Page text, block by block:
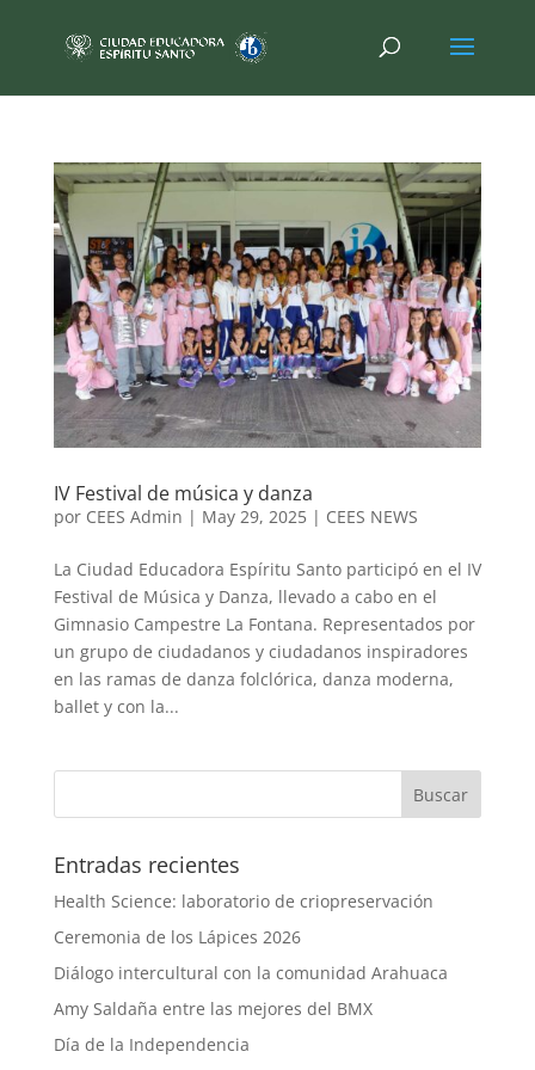
IV Festival de música y danza
por CEES Admin | May 29, 2025| CEES NEWS
La Ciudad Educadora Espíritu Santo participó en el IV
Festival de Música y Danza, llevado a cabo en el
Gimnasio Campestre La Fontana. Representados por
un grupo de ciudadanos y ciudadanos inspiradores
en las ramas de danza folclórica, danza moderna,
ballet y con la...
Entradas recientes
Health Science: laboratorio de criopreservación
Ceremonia de los Lápices 2026
Diálogo intercultural con la comunidad Arahuaca
Amy Saldaña entre las mejores del BMX
Día de la Independencia